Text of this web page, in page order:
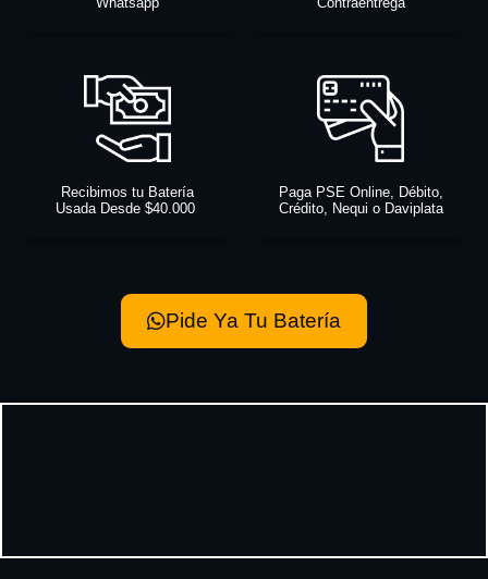
Recibimos tu Batería
Usada Desde $40.000
Paga PSE Online, Débito,
Crédito, Nequi o Daviplata
Pide Ya Tu Batería